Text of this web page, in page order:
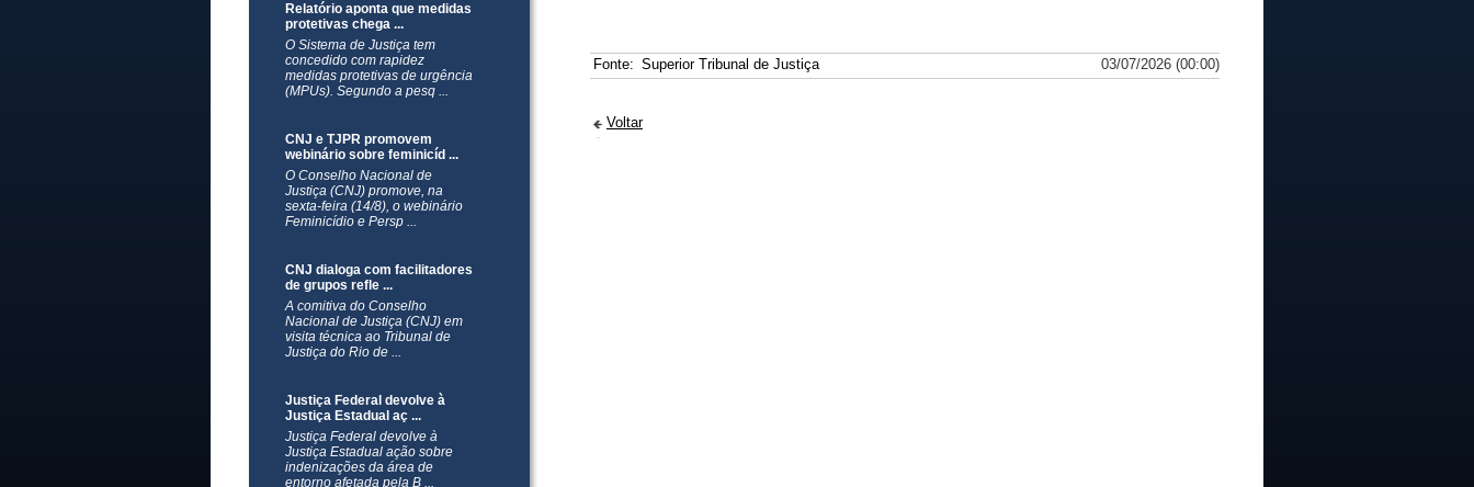
Relatório aponta que medidas
protetivas chega ...
O Sistema de Justiça tem
concedido com rapidez
medidas protetivas de urgência
(MPUs). Segundo a pesq ...
CNJ e TJPR promovem
webinário sobre feminicíd ...
O Conselho Nacional de
Justiça (CNJ) promove, na
sexta-feira (14/8), o webinário
Feminicídio e Persp ...
CNJ dialoga com facilitadores
de grupos refle ...
A comitiva do Conselho
Nacional de Justiça (CNJ) em
visita técnica ao Tribunal de
Justiça do Rio de ...
Justiça Federal devolve à
Justiça Estadual aç ...
Justiça Federal devolve à
Justiça Estadual ação sobre
indenizações da área de
entorno afetada pela B ...
Fonte: Superior Tribunal de Justiça 03/07/2026 (00:00)
Voltar